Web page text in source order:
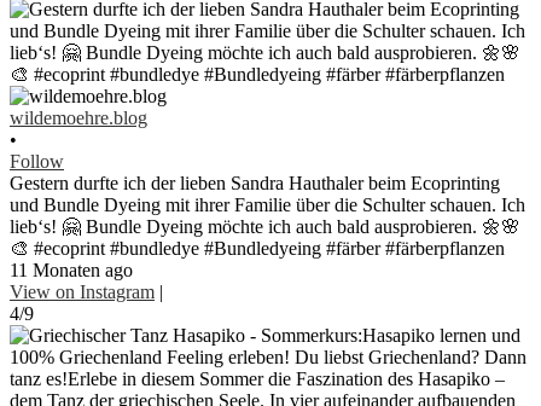
wildemoehre.blog
•
Follow
Gestern durfte ich der lieben Sandra Hauthaler beim Ecoprinting
und Bundle Dyeing mit ihrer Familie über die Schulter schauen. Ich
lieb‘s! 🤗 Bundle Dyeing möchte ich auch bald ausprobieren. 🌼🌸
🎨 #ecoprint #bundledye #Bundledyeing #färber #färberpflanzen
11 Monaten ago
View on Instagram |
4/9